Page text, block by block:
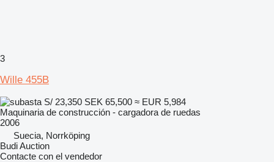
3
Wille 455B
S/ 23,350 SEK 65,500 ≈ EUR 5,984
Maquinaria de construcción - cargadora de ruedas
2006
Suecia, Norrköping
Budi Auction
Contacte con el vendedor